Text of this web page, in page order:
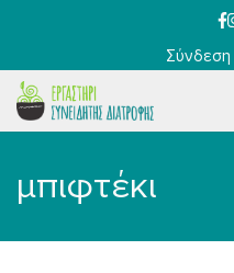
Σύνδεση
μπιφτέκι